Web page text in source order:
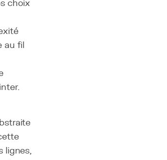
choix
au fil
lignes,